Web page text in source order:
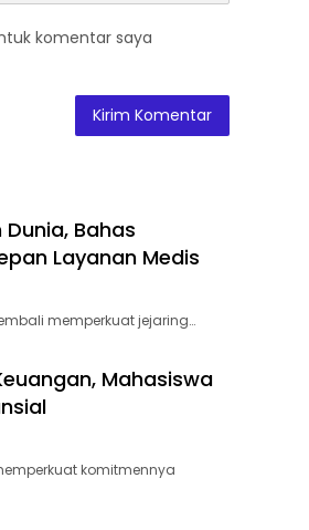
komentar saya
Bahas
Layanan Medis
memperkuat jejaring…
Mahasiswa
komitmennya